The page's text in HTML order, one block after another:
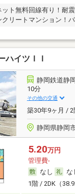
ット無料回線有り！耐
リートマンション！バ
ハイツＩＩ
静岡鉄道静
10分
その他の交通
築30年9ヶ月 / 2
静岡県静岡
5.20万円
管理費-
なし
な
1階 / 2DK（